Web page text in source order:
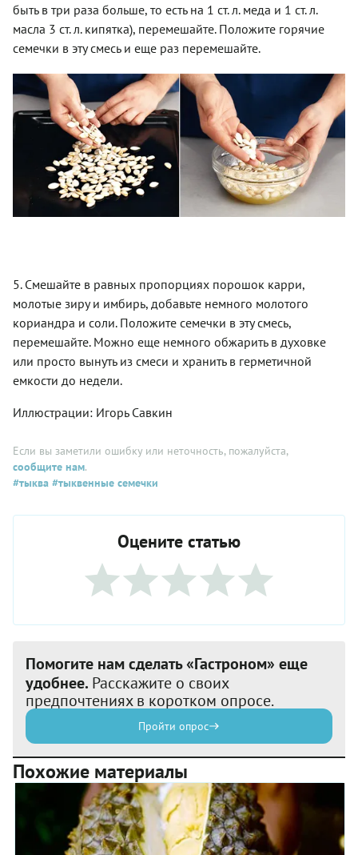
быть в три раза больше, то есть на 1 ст. л. меда и 1 ст. л.
масла 3 ст. л. кипятка), перемешайте. Положите горячие
семечки в эту смесь и еще раз перемешайте.
5. Смешайте в равных пропорциях порошок карри,
молотые зиру и имбирь, добавьте немного молотого
кориандра и соли. Положите семечки в эту смесь,
перемешайте. Можно еще немного обжарить в духовке
или просто вынуть из смеси и хранить в герметичной
емкости до недели.
Иллюстрации: Игорь Савкин
Если вы заметили ошибку или неточность, пожалуйста,
сообщите нам.
#тыква #тыквенные семечки
Оцените статью
Помогите нам сделать «Гастроном» еще
удобнее. Расскажите о своих
предпочтениях в коротком опросе.
Пройти опрос
Похожие материалы